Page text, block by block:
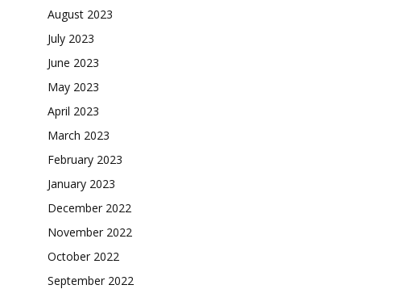
August 2023
July 2023
June 2023
May 2023
April 2023
March 2023
February 2023
January 2023
December 2022
November 2022
October 2022
September 2022